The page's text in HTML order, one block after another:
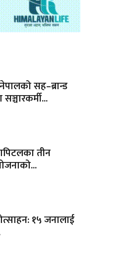
सह–ब्रान्ड
तीन
१५ जनालाई